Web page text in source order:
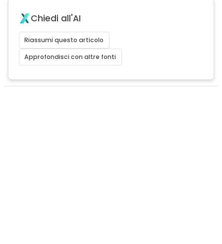
Chiedi all'AI
Riassumi questo articolo
Approfondisci con altre fonti